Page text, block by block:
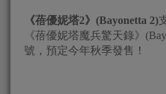
《蓓優妮塔2》(Bayonetta 2)
《蓓優妮塔魔兵驚天錄》
號，預定今年秋季發售！